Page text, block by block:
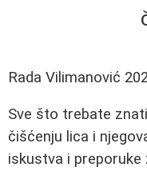
Rada Vilimanović
Sve što trebate
čišćenju lica i
iskustva i preporuke